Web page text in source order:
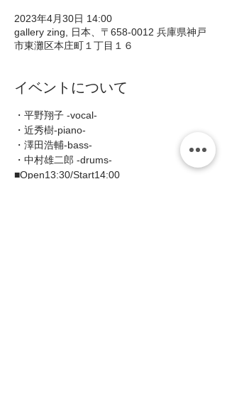
2023年4月30日 14:00
gallery zing, 日本、〒658-0012 兵庫県神戸
市東灘区本庄町１丁目１６
イベントについて
・平野翔子 -vocal-
・近秀樹-piano-
・澤田浩輔-bass-
・中村雄二郎 -drums-
■Open13:30/Start14:00